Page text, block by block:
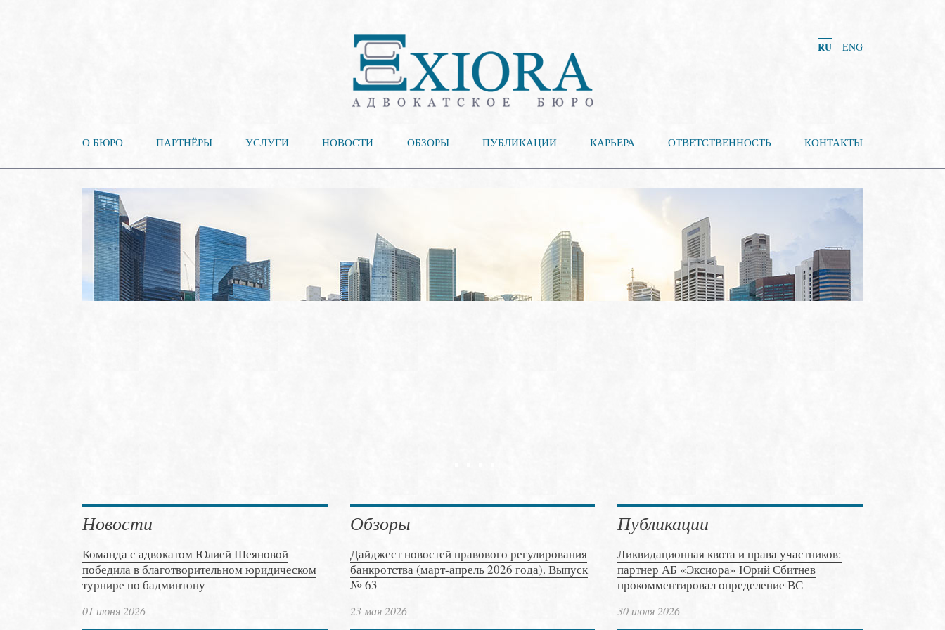
RU ENG
О БЮРО ПАРТНЁРЫ УСЛУГИ НОВОСТИ ОБЗОРЫ ПУБЛИКАЦИИ КАРЬЕРА ОТВЕТСТВЕННОСТЬ КОНТАКТЫ
Новости
Команда с адвокатом Юлией Шеяновой
победила в благотворительном юридическом
турнире по бадминтону
01 июня 2026
Обзоры
Дайджест новостей правового регулирования
банкротства (март-апрель 2026 года). Выпуск
№ 63
23 мая 2026
Публикации
Ликвидационная квота и права участников:
партнер АБ «Эксиора» Юрий Сбитнев
прокомментировал определение ВС
30 июля 2026